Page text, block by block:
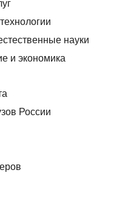
науки
и экономика
России